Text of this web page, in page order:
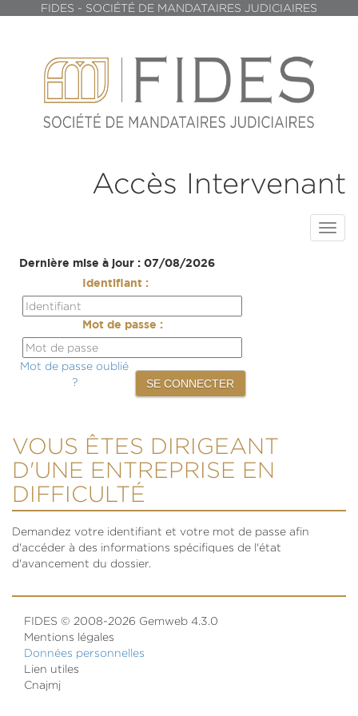
FIDES - SOCIÉTÉ DE MANDATAIRES JUDICIAIRES
Accès Intervenant
Dernière mise à jour : 07/08/2026
Identifiant :
Mot de passe :
Mot de passe oublié
?
VOUS ÊTES DIRIGEANT
D'UNE ENTREPRISE EN
DIFFICULTÉ
Demandez votre identifiant et votre mot de passe afin
d'accéder à des informations spécifiques de l'état
d'avancement du dossier.
FIDES © 2008-2026 Gemweb 4.3.0
Mentions légales
Données personnelles
Lien utiles
Cnajmj